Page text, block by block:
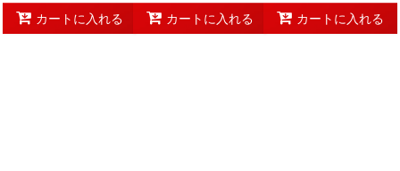
カートに入れる カートに入れる カートに入れる